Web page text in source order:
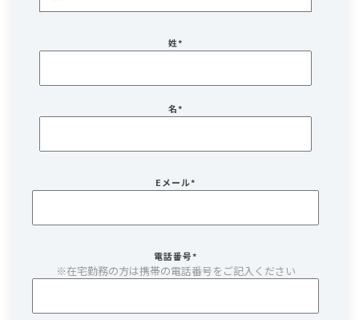
姓*
名*
Eメール*
電話番号*
※在宅勤務の方は携帯の電話番号をご記入ください